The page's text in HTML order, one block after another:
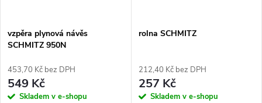
vzpěra plynová návěs
SCHMITZ 950N
453,70 Kč bez DPH
549 Kč
Skladem v e-shopu
rolna SCHMITZ
212,40 Kč bez DPH
257 Kč
Skladem v e-shopu